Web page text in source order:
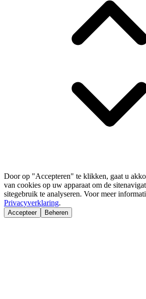
Door op "Accepteren" te klikken, gaat u
van cookies op uw apparaat om de
sitegebruik te analyseren. Voor meer
Privacyverklaring.
Accepteer Beheren